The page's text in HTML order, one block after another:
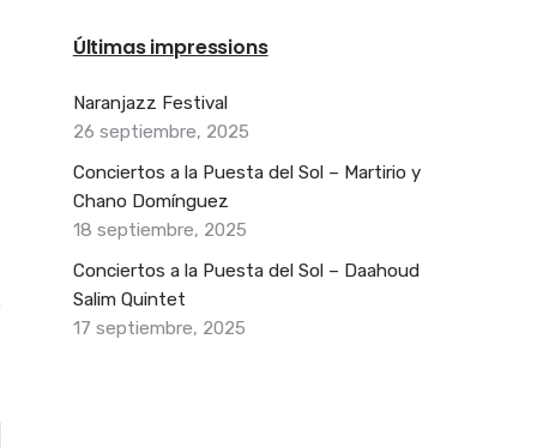
Últimas impressions
Naranjazz Festival
26 septiembre, 2025
Conciertos a la Puesta del Sol – Martirio y
Chano Domínguez
18 septiembre, 2025
Conciertos a la Puesta del Sol – Daahoud
Salim Quintet
17 septiembre, 2025